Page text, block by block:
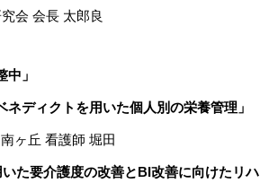
会 会長 太郎良
中」
ネディクトを用いた個人別の栄養管理」
ヶ丘 看護師 堀田
いた要介護度の改善とBI改善に向けたリハ